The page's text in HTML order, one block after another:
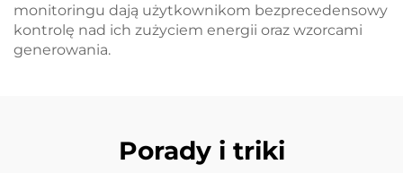
monitoringu dają użytkownikom bezprecedensowy
kontrolę nad ich zużyciem energii oraz wzorcami
generowania.
Porady i triki